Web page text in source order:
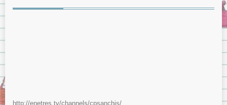
http://enetres.tv/channels/cpsanchis/